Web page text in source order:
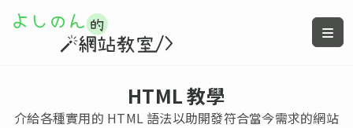
HTML 教學
介給各種實用的 HTML 語法以助開發符合當今需求的網站